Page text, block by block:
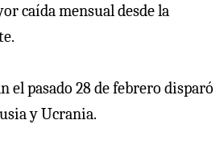
caída mensual desde la
el pasado 28 de febrero disparó
y Ucrania.